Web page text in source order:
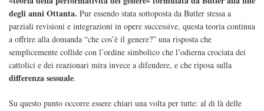
degli anni Ottanta. Pur essendo stata sottoposta da Butler stessa a
parziali revisioni e integrazioni in opere successive, questa teoria continua
a offrire alla domanda “che cos’è il genere?” una risposta che
semplicemente collide con l’ordine simbolico che l’odierna crociata dei
cattolici e dei reazionari mira invece a difendere, e che riposa sulla
differenza sessuale.
Su questo punto occorre essere chiari una volta per tutte: al di là delle